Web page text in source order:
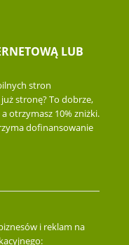
LUB
stron
stronę? To dobrze,
otrzymasz 10% zniżki.
dofinansowanie
i reklam na